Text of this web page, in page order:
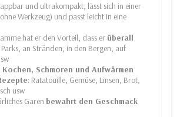
und ultrakompakt, lässt sich in einer
Werkzeug) und passt leicht in eine
hat er den Vorteil, dass er überall
Parks, an Stränden, in den Bergen, auf
Kochen, Schmoren und Aufwärmen
: Ratatouille, Gemüse, Linsen, Brot,
usw
Garen bewahrt den Geschmack